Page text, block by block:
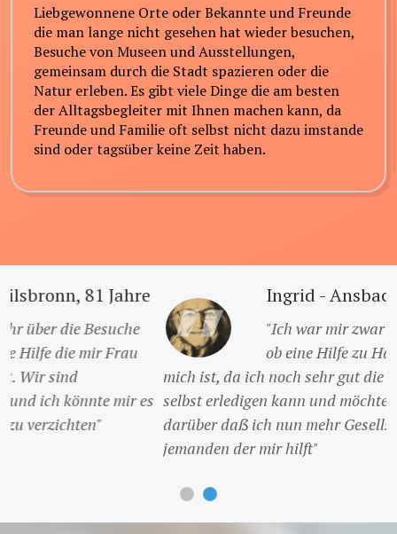
Liebgewonnene Orte oder Bekannte und Freunde
die man lange nicht gesehen hat wieder besuchen,
Besuche von Museen und Ausstellungen,
gemeinsam durch die Stadt spazieren oder die
Natur erleben. Es gibt viele Dinge die am besten
der Alltagsbegleiter mit Ihnen machen kann, da
Freunde und Familie oft selbst nicht dazu imstande
sind oder tagsüber keine Zeit haben.
Ingrid - Ansbach, 76 Jahre
"Ich war mir zwar Anfangs nicht sicher
ob eine Hilfe zu Hause das Richtige für
mich ist, da ich noch sehr gut die meisten Aufgaben
selbst erledigen kann und möchte, aber ich bin froh
darüber daẞ ich nun mehr Gesellschaft habe und
jemanden der mir hilft"